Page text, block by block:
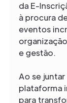
da E-
à procura
eventos
organização
e gestão.
Ao se
plataforma
para